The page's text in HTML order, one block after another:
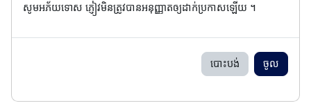
សូមអភ័យទោស ភ្ញៀវមិនត្រូវបានអនុញ្ញាតឲ្យដាក់ប្រកាសឡើយ ។
បោះបង់ ចូល